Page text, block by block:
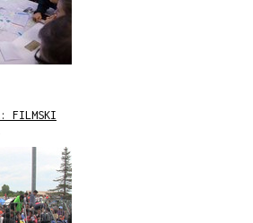
FILMSKI